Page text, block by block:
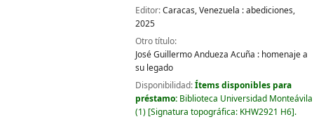
Editor:Caracas, Venezuela :abediciones,
2025
Otro título:
José Guillermo Andueza Acuña : homenaje a
su legado
Disponibilidad:Ítems disponibles para
préstamo: Biblioteca Universidad Monteávila
(1) Signatura topográfica: KHW2921 H6 .